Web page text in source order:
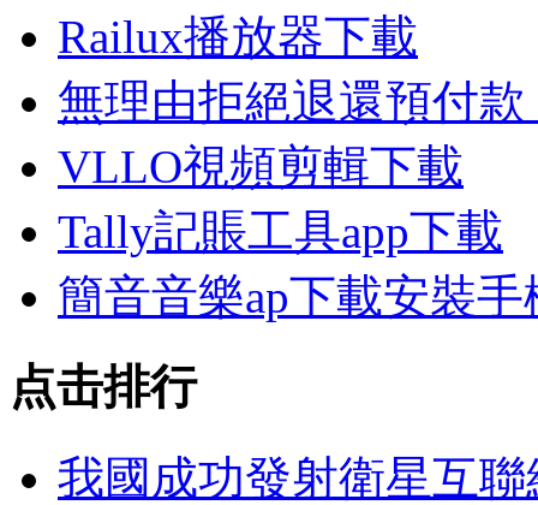
Railux播放器下載
無理由拒絕退還預付
VLLO視頻剪輯下載
Tally記賬工具app下載
簡音音樂ap下載安裝手
点击排行
我國成功發射衛星互